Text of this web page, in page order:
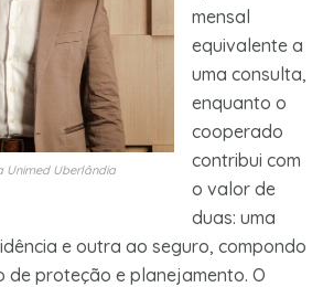
Unimed Uberlândia
mensal
equivalente a
uma consulta,
enquanto o
cooperado
contribui com
o valor de
duas: uma
e outra ao seguro, compondo
de proteção e planejamento. O